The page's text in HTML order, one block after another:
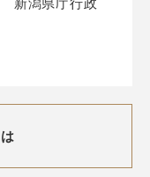
新潟県庁行政